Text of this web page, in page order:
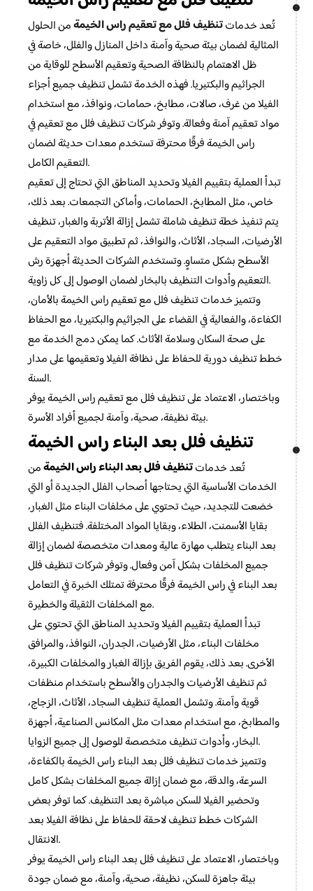
تُعد خدماتتنظيف فلل مع تعقيم راس الخيمةمن الحلول
المثالية لضمان بيئة صحية وآمنة داخل المنازل والفلل، خاصة في
ظل الاهتمام بالنظافة الصحية وتعقيم الأسطح للوقاية من
الجراثيم والبكتيريا. فهذه الخدمة تشمل تنظيف جميع أجزاء
الفيلا من غرف، صالات، مطابخ، حمامات، ونوافذ، مع استخدام
مواد تعقيم آمنة وفعالة. وتوفر شركات تنظيف فلل مع تعقيم في
راس الخيمة فرقًا محترفة تستخدم معدات حديثة لضمان
التعقيم الكامل.
تبدأ العملية بتقييم الفيلا وتحديد المناطق التي تحتاج إلى تعقيم
خاص، مثل المطابخ، الحمامات، وأماكن التجمعات. بعد ذلك،
يتم تنفيذ خطة تنظيف شاملة تشمل إزالة الأتربة والغبار، تنظيف
الأرضيات، السجاد، الأثاث، والنوافذ، ثم تطبيق مواد التعقيم على
الأسطح بشكل متساوٍ. وتستخدم الشركات الحديثة أجهزة رش
التعقيم وأدوات التنظيف بالبخار لضمان الوصول إلى كل زاوية.
وتتميز خدمات تنظيف فلل مع تعقيم راس الخيمة بالأمان،
الكفاءة، والفعالية في القضاء على الجراثيم والبكتيريا، مع الحفاظ
على صحة السكان وسلامة الأثاث. كما يمكن دمج الخدمة مع
خطط تنظيف دورية للحفاظ على نظافة الفيلا وتعقيمها على مدار
السنة.
وباختصار، الاعتماد على تنظيف فلل مع تعقيم راس الخيمة يوفر
بيئة نظيفة، صحية، وآمنة لجميع أفراد الأسرة.
تنظيف فلل بعد البناء راس الخيمة
تُعد خدماتتنظيف فلل بعد البناء راس الخيمةمن
الخدمات الأساسية التي يحتاجها أصحاب الفلل الجديدة أو التي
خضعت للتجديد، حيث تحتوي على مخلفات البناء مثل الغبار،
بقايا الأسمنت، الطلاء، وبقايا المواد المختلفة. فتنظيف الفلل
بعد البناء يتطلب مهارة عالية ومعدات متخصصة لضمان إزالة
جميع المخلفات بشكل آمن وفعال. وتوفر شركات تنظيف فلل
بعد البناء في راس الخيمة فرقًا محترفة تمتلك الخبرة في التعامل
مع المخلفات الثقيلة والخطيرة.
تبدأ العملية بتقييم الفيلا وتحديد المناطق التي تحتوي على
مخلفات البناء، مثل الأرضيات، الجدران، النوافذ، والمرافق
الأخرى. بعد ذلك، يقوم الفريق بإزالة الغبار والمخلفات الكبيرة،
ثم تنظيف الأرضيات والجدران والأسطح باستخدام منظفات
قوية وآمنة. وتشمل العملية تنظيف السجاد، الأثاث، الزجاج،
والمطابخ، مع استخدام معدات مثل المكانس الصناعية، أجهزة
البخار، وأدوات تنظيف متخصصة للوصول إلى جميع الزوايا.
وتتميز خدمات تنظيف فلل بعد البناء راس الخيمة بالكفاءة،
السرعة، والدقة، مع ضمان إزالة جميع المخلفات بشكل كامل
وتحضير الفيلا للسكن مباشرة بعد التنظيف. كما توفر بعض
الشركات خطط تنظيف لاحقة للحفاظ على نظافة الفيلا بعد
الانتقال.
وباختصار، الاعتماد على تنظيف فلل بعد البناء راس الخيمة يوفر
بيئة جاهزة للسكن، نظيفة، صحية، وآمنة، مع ضمان جودة